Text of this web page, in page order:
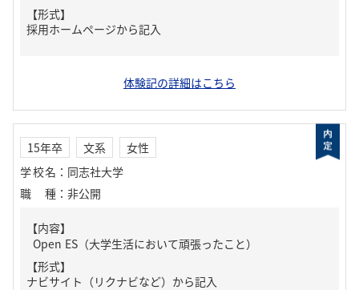
【形式】
採用ホームページから記入
体験記の詳細はこちら
15年卒 文系
女性
学校名 ： 同志社大学
職種 ： 非公開
【内容】
Open ES（大学生活において頑張ったこと）
【形式】
ナビサイト（リクナビなど）から記入